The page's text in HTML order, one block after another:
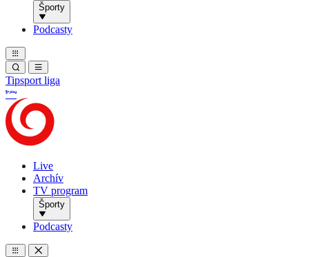
Športy
Podcasty
Tipsport liga
Live
Archív
TV program
Športy
Podcasty